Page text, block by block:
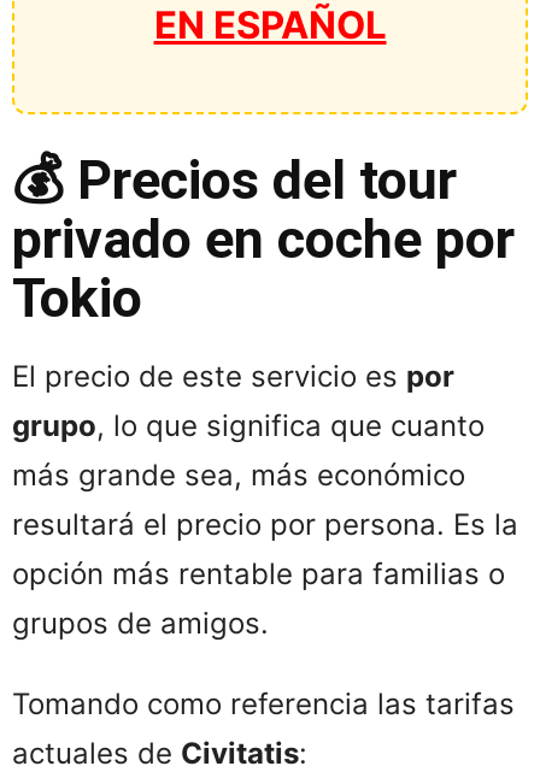
EN ESPAÑOL
💰 Precios del tour
privado en coche por
Tokio
El precio de este servicio es por
grupo, lo que significa que cuanto
más grande sea, más económico
resultará el precio por persona. Es la
opción más rentable para familias o
grupos de amigos.
Tomando como referencia las tarifas
actuales de Civitatis: